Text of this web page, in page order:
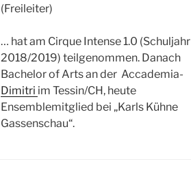
(Freileiter)
… hat am Cirque Intense 1.0 (Schuljahr
2018/2019) teilgenommen. Danach
Bachelor of Arts an der Accademia-
Dimitri im Tessin/CH, heute
Ensemblemitglied bei „Karls Kühne
Gassenschau“.